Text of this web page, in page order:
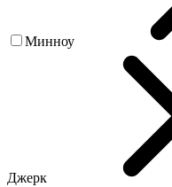
Минноу
Джерк